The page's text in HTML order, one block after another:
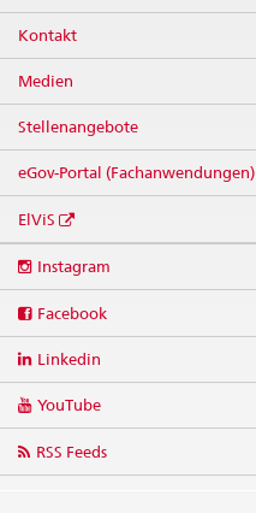
Kontakt
Medien
Stellenangebote
eGov-Portal (Fachanwendungen)
ElViS
media
Instagram
Facebook
Linkedin
YouTube
RSS Feeds